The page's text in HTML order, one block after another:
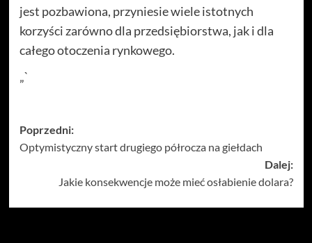
jest pozbawiona, przyniesie wiele istotnych
korzyści zarówno dla przedsiębiorstwa, jak i dla
całego otoczenia rynkowego.
„`
Zobacz
wpisy
Poprzedni:
Optymistyczny start drugiego półrocza na giełdach
Dalej:
Jakie konsekwencje może mieć osłabienie dolara?